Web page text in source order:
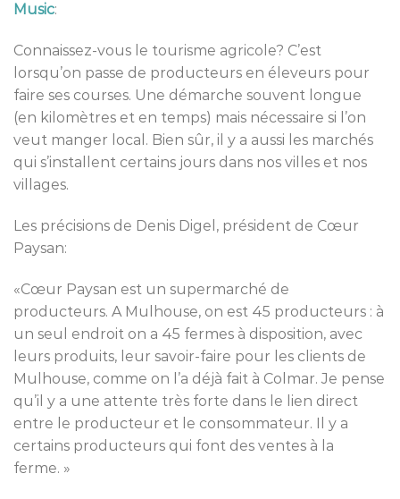
Music:
Connaissez-vous le tourisme agricole? C’est
lorsqu’on passe de producteurs en éleveurs pour
faire ses courses. Une démarche souvent longue
(en kilomètres et en temps) mais nécessaire si l’on
veut manger local. Bien sûr, il y a aussi les marchés
qui s’installent certains jours dans nos villes et nos
villages.
Les précisions de Denis Digel, président de Cœur
Paysan:
«Cœur Paysan est un supermarché de
producteurs. A Mulhouse, on est 45 producteurs : à
un seul endroit on a 45 fermes à disposition, avec
leurs produits, leur savoir-faire pour les clients de
Mulhouse, comme on l’a déjà fait à Colmar. Je pense
qu’il y a une attente très forte dans le lien direct
entre le producteur et le consommateur. Il y a
certains producteurs qui font des ventes à la
ferme. »